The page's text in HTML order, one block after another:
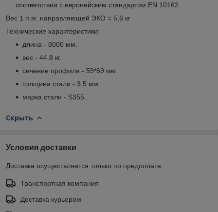
соответствии с европейским стандартом EN 10162.
Вес 1 п.м. направляющей ЭКО = 5,6 кг
Технические характеристики:
длина - 8000 мм.
вес - 44.8 кг.
сечение профиля - 59*69 мм.
толщина стали - 3,5 мм.
марка стали - S355.
Скрыть
Условия доставки
Доставка осуществляется только по предоплате.
Транспортная компания
Доставка курьером